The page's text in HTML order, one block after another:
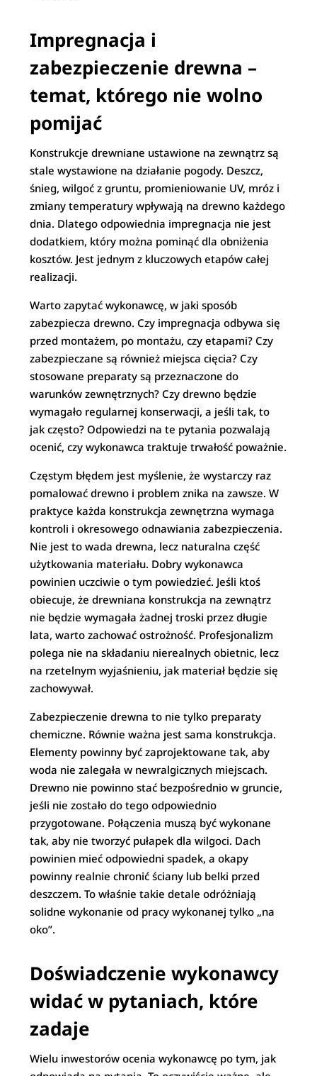
Impregnacja i
zabezpieczenie drewna –
temat, którego nie wolno
pomijać
Konstrukcje drewniane ustawione na zewnątrz są
stale wystawione na działanie pogody. Deszcz,
śnieg, wilgoć z gruntu, promieniowanie UV, mróz i
zmiany temperatury wpływają na drewno każdego
dnia. Dlatego odpowiednia impregnacja nie jest
dodatkiem, który można pominąć dla obniżenia
kosztów. Jest jednym z kluczowych etapów całej
realizacji.
Warto zapytać wykonawcę, w jaki sposób
zabezpiecza drewno. Czy impregnacja odbywa się
przed montażem, po montażu, czy etapami? Czy
zabezpieczane są również miejsca cięcia? Czy
stosowane preparaty są przeznaczone do
warunków zewnętrznych? Czy drewno będzie
wymagało regularnej konserwacji, a jeśli tak, to
jak często? Odpowiedzi na te pytania pozwalają
ocenić, czy wykonawca traktuje trwałość poważnie.
Częstym błędem jest myślenie, że wystarczy raz
pomalować drewno i problem znika na zawsze. W
praktyce każda konstrukcja zewnętrzna wymaga
kontroli i okresowego odnawiania zabezpieczenia.
Nie jest to wada drewna, lecz naturalna część
użytkowania materiału. Dobry wykonawca
powinien uczciwie o tym powiedzieć. Jeśli ktoś
obiecuje, że drewniana konstrukcja na zewnątrz
nie będzie wymagała żadnej troski przez długie
lata, warto zachować ostrożność. Profesjonalizm
polega nie na składaniu nierealnych obietnic, lecz
na rzetelnym wyjaśnieniu, jak materiał będzie się
zachowywał.
Zabezpieczenie drewna to nie tylko preparaty
chemiczne. Równie ważna jest sama konstrukcja.
Elementy powinny być zaprojektowane tak, aby
woda nie zalegała w newralgicznych miejscach.
Drewno nie powinno stać bezpośrednio w gruncie,
jeśli nie zostało do tego odpowiednio
przygotowane. Połączenia muszą być wykonane
tak, aby nie tworzyć pułapek dla wilgoci. Dach
powinien mieć odpowiedni spadek, a okapy
powinny realnie chronić ściany lub belki przed
deszczem. To właśnie takie detale odróżniają
solidne wykonanie od pracy wykonanej tylko „na
oko”.
Doświadczenie wykonawcy
widać w pytaniach, które
zadaje
Wielu inwestorów ocenia wykonawcę po tym, jak